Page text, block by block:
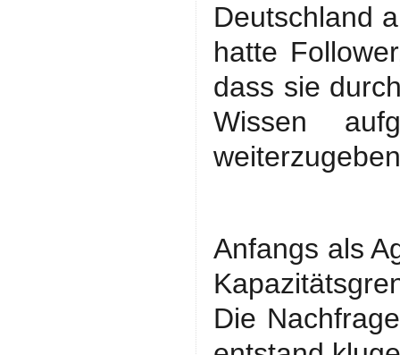
Deutschland
hatte
dass sie
Wissen
Anfangs als
Die